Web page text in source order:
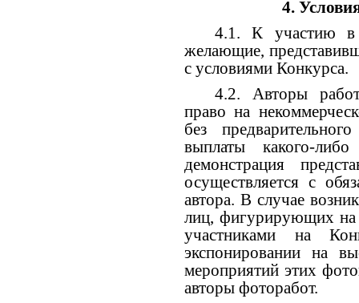
4.
4.1. К участию в
желающие,
с условиями Конкурса.
4.2. Авторы
право на
без
выплаты какого-
демонстрация
осуществляется с
автора. В случае
лиц, фигурирующих на
участниками на
экспонировании на
мероприятий этих
авторы фоторабот.